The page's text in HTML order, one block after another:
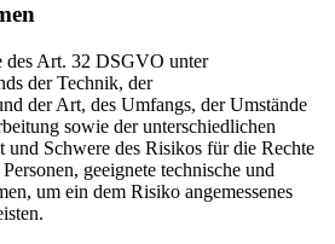
des Art. 32 DSGVO unter
der Technik, der
der Art, des Umfangs, der Umstände
sowie der unterschiedlichen
Schwere des Risikos für die Rechte
geeignete technische und
um ein dem Risiko angemessenes